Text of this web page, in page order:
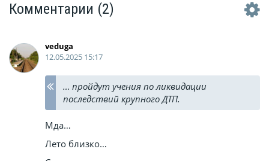
Комментарии (2)
veduga
12.05.2025 15:17
… пройдут учения по ликвидации
последствий крупного ДТП.
Мда…
Лето близко…